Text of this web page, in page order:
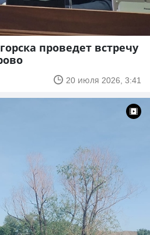
проведет встречу
20 июля 2026, 3:41